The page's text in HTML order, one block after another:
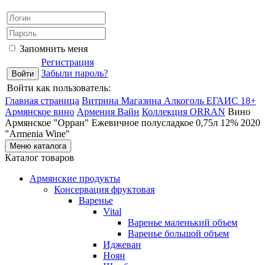
Запомнить меня
Регистрация
Забыли пароль?
Войти как пользователь:
Главная страница Витрина Магазина Алкоголь ЕГАИС 18+
Армянское вино Армения Вайн Коллекция ORRAN Вино
Армянское "Орран" Ежевичное полусладкое 0,75л 12% 2020
"Armenia Wine"
Меню каталога
Каталог товаров
Армянские продукты
Консервация фруктовая
Варенье
Vital
Варенье маленький объем
Варенье большой объем
Иджеван
Ноян